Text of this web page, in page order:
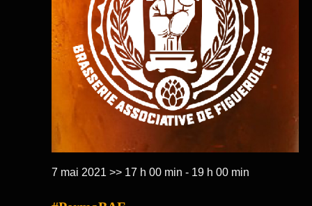
7 mai 2021 >> 17 h 00 min - 19 h 00 min